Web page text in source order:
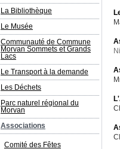
La Bibliothèque
Le Musée
Communauté de Commune
Morvan Sommets et Grands
Lacs
Le Transport à la demande
Les Déchets
Parc naturel régional du
Morvan
Associations
Comité des Fêtes